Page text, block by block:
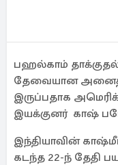
பஹல்காம் தாக்குதல்
தேவையான
இருப்பதாக
இயக்குனர் காஷ்
இந்தியாவின்
கடந்த 22-ந் தேதி